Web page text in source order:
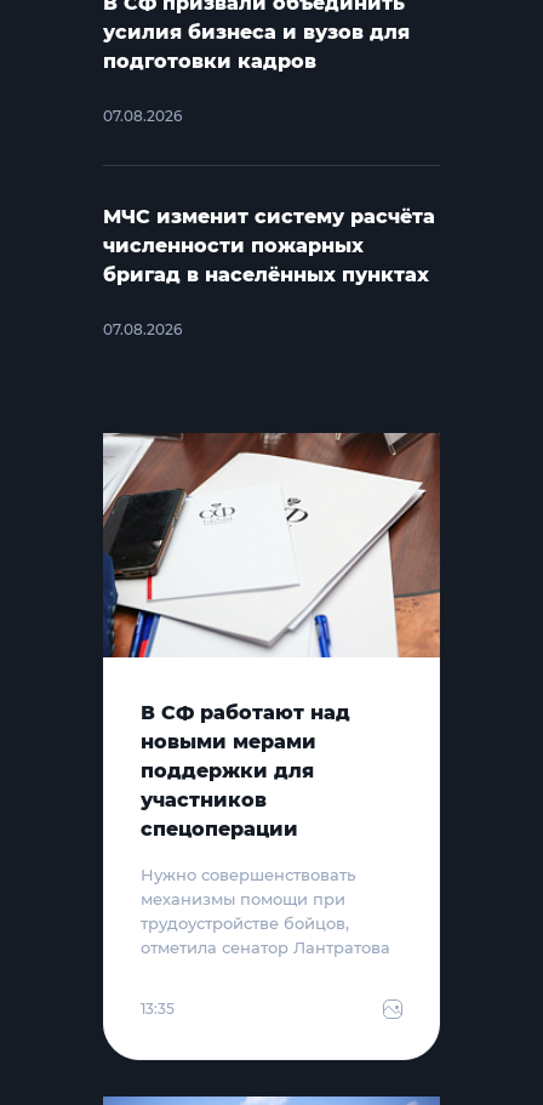
усилия бизнеса и вузов для
подготовки кадров
07.08.2026
МЧС изменит систему расчёта
численности пожарных
бригад в населённых пунктах
07.08.2026
В СФ работают над
новыми мерами
поддержки для
участников
спецоперации
Нужно совершенствовать
механизмы помощи при
трудоустройстве бойцов,
отметила сенатор Лантратова
13:35